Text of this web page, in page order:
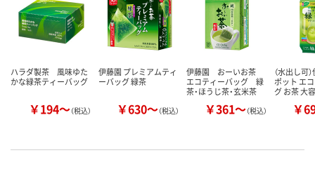
ハラダ製茶 風味ゆた
かな緑茶ティーバッグ
￥194～（税込）
伊藤園 プレミアムティ
ーバッグ 緑茶
￥630～（税込）
伊藤園 おーいお茶
エコティーバッグ 緑
茶・ほうじ茶・玄米茶
￥361～（税込）
（水出し可
ポット エ
グ お茶 大
￥